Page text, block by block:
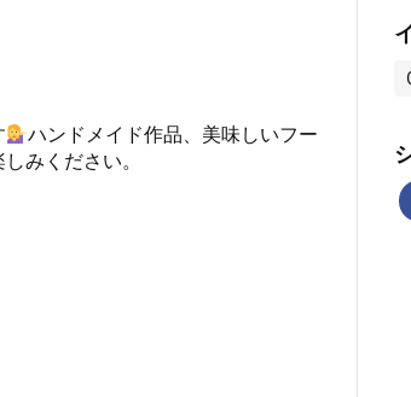
ハンドメイド作品、美味しいフー
みください。